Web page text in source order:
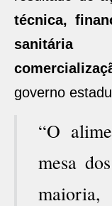
técnica,
governo
“O
mesa